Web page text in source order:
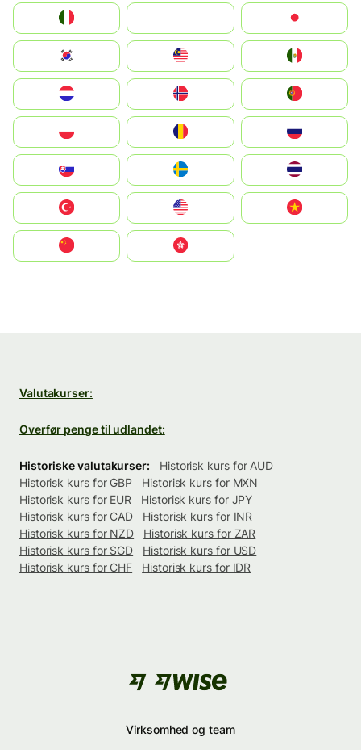
South Korea
United States
中國香港特別行政區
Valutakurser:
Overfør penge til udlandet:
Historiske valutakurser:
Historisk kurs for AUD
Historisk kurs for GBP
Historisk kurs for MXN
Historisk kurs for EUR
Historisk kurs for JPY
Historisk kurs for CAD
Historisk kurs for INR
Historisk kurs for NZD
Historisk kurs for ZAR
Historisk kurs for SGD
Historisk kurs for USD
Historisk kurs for CHF
Historisk kurs for IDR
Virksomhed og team